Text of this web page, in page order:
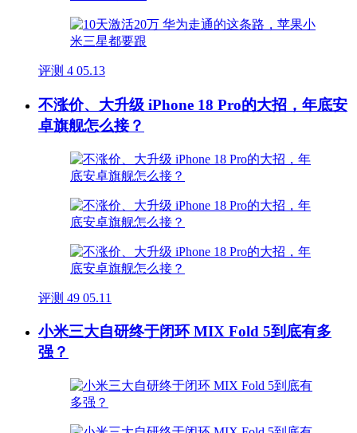
评测 4 05.13
不涨价、大升级 iPhone 18 Pro的大招，年底安
卓旗舰怎么接？
评测 49 05.11
小米三大自研终于闭环 MIX Fold 5到底有多
强？